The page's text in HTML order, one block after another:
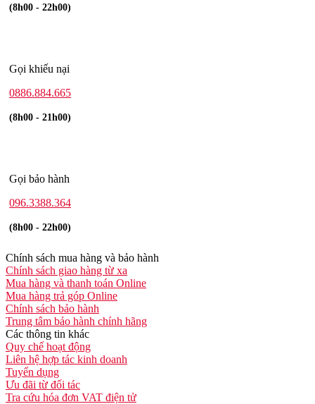
(8h00 - 22h00)
Gọi khiếu nại
0886.884.665
(8h00 - 21h00)
Gọi bảo hành
096.3388.364
(8h00 - 22h00)
Chính sách mua hàng và bảo hành
Chính sách giao hàng từ xa
Mua hàng và thanh toán Online
Mua hàng trả góp Online
Chính sách bảo hành
Trung tâm bảo hành chính hãng
Các thông tin khác
Quy chế hoạt động
Liên hệ hợp tác kinh doanh
Tuyển dụng
Ưu đãi từ đối tác
Tra cứu hóa đơn VAT điện tử